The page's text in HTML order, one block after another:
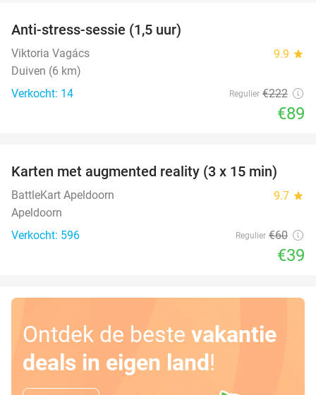
Anti-stress-sessie (1,5 uur)
Viktoria Vagács 9.9 star
Duiven (6 km)
Verkocht: 14
Regulier €222
€89
35%
Karten met augmented reality (3 x 15 min)
BattleKart Apeldoorn 9.7 star
Apeldoorn
Verkocht: 596
Regulier €60
€39
Ontdek de beste vakantie
deals in eigen land!